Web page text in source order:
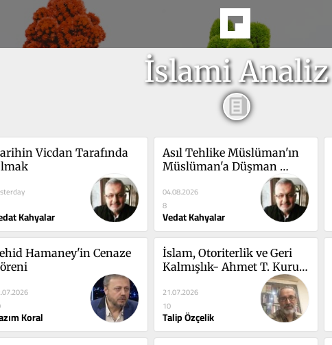
İslami Analiz
Vicdan Tarafında
Kahyalar
Asıl Tehlike Müslüman'ın
Müslüman'a Düşman
04.08.2026
8
Vedat Kahyalar
Hamaney'in Cenaze
Koral
İslam, Otoriterlik ve Geri
Kalmışlık- Ahmet T. Kuru
21.07.2026
10
Talip Özçelik